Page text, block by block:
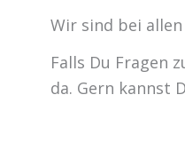
Wir sind bei
Falls Du Fragen
da. Gern kannst